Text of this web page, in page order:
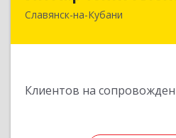
Славянск-на-Кубани
Клиентов на
353 579, Краснодарский